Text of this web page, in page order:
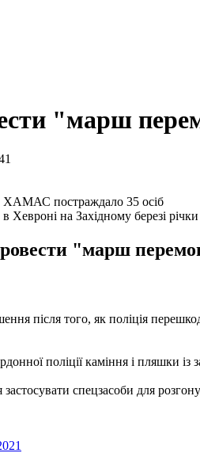
"марш
Хевроні на Західному березі
"марш
після того, як поліція
поліції каміння і пляшки
спецзасоби для